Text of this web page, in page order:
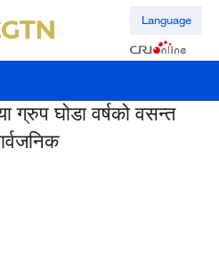
Language
ग्रुप घोडा वर्षको वसन्त